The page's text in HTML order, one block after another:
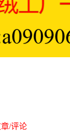
/评论